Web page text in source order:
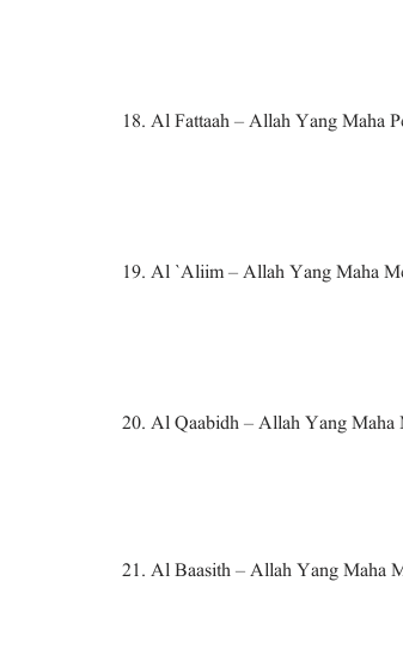
18. Al Fattaah – Allah Yang Maha
19. Al `Aliim – Allah Yang Maha
20. Al Qaabidh – Allah Yang Maha
21. Al Baasith – Allah Yang Maha